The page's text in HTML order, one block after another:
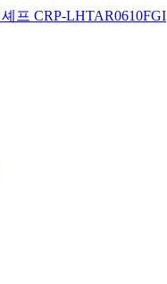
프 CRP-LHTAR0610FGI